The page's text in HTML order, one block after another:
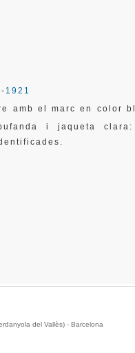
1921
amb el marc en color
i jaqueta clara:
del Vallès) - Barcelona